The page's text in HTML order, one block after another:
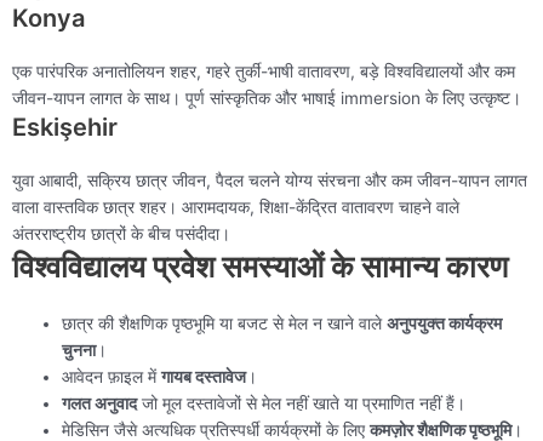
Konya
एक पारंपरिक अनातोलियन शहर, गहरे तुर्की-भाषी वातावरण, बड़े विश्वविद्यालयों और कम
जीवन-यापन लागत के साथ। पूर्ण सांस्कृतिक और भाषाई immersion के लिए उत्कृष्ट।
Eskişehir
युवा आबादी, सक्रिय छात्र जीवन, पैदल चलने योग्य संरचना और कम जीवन-यापन लागत
वाला वास्तविक छात्र शहर। आरामदायक, शिक्षा-केंद्रित वातावरण चाहने वाले
अंतरराष्ट्रीय छात्रों के बीच पसंदीदा।
विश्वविद्यालय प्रवेश समस्याओं के सामान्य कारण
छात्र की शैक्षणिक पृष्ठभूमि या बजट से मेल न खाने वालेअनुपयुक्त कार्यक्रम
चुनना।
आवेदन फ़ाइल मेंगायब दस्तावेज।
गलत अनुवादजो मूल दस्तावेजों से मेल नहीं खाते या प्रमाणित नहीं हैं।
मेडिसिन जैसे अत्यधिक प्रतिस्पर्धी कार्यक्रमों के लिएकमज़ोर शैक्षणिक पृष्ठभूमि।